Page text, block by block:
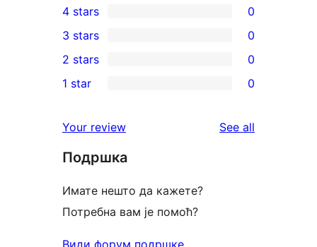
5-
star
reviews
4-
star
reviews
4 stars 0
0
3-
star
3 stars 0
2-
reviews
2 stars 0
star
reviews
1 star 0
Your review See all
Подршка
Имате нешто да кажете?
Потребна вам је помоћ?
Види форум подршке